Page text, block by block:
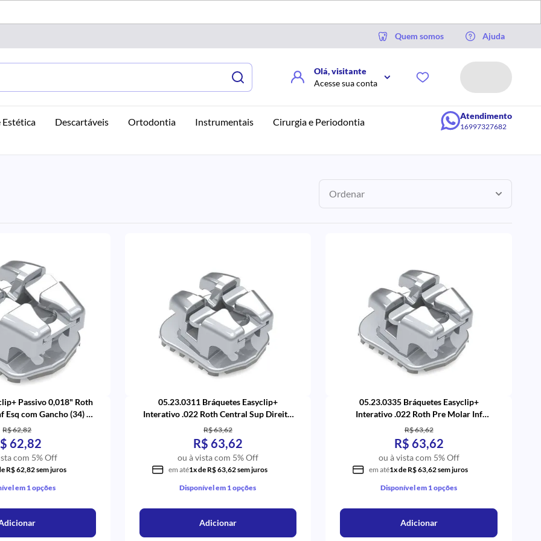
Quem somos Ajuda
Olá, visitante
Acesse sua conta
Estética Descartáveis Ortodontia Instrumentais Cirurgia e Periodontia
Atendimento
16997327682
Ordenar
Passivo 0,018" Roth
Esq com Gancho (34) -
Aditek
R$ 62,82
62,82
com 5% Off
R$ 62,82 sem juros
em 1 opções
05.23.0311 Bráquetes Easyclip+
Interativo .022 Roth Central Sup Direito
com 5 (11) - Aditek
R$ 63,62
R$ 63,62
ou à vista com 5% Off
em até1x de R$ 63,62 sem juros
Disponível em 1 opções
Adicionar
05.23.0335 Bráquetes Easyclip+
Interativo .022 Roth Pre Molar Inf
Esquerdo com Gancho com 5 (35) -
Aditek
R$ 63,62
R$ 63,62
ou à vista com 5% Off
em até1x de R$ 63,62 sem juros
Disponível em 1 opções
Adicionar